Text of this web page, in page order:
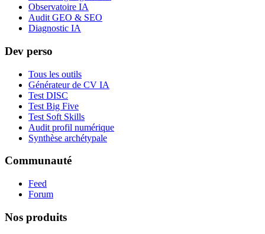
Observatoire IA
Audit GEO & SEO
Diagnostic IA
Dev perso
Tous les outils
Générateur de CV IA
Test DISC
Test Big Five
Test Soft Skills
Audit profil numérique
Synthèse archétypale
Communauté
Feed
Forum
Nos produits